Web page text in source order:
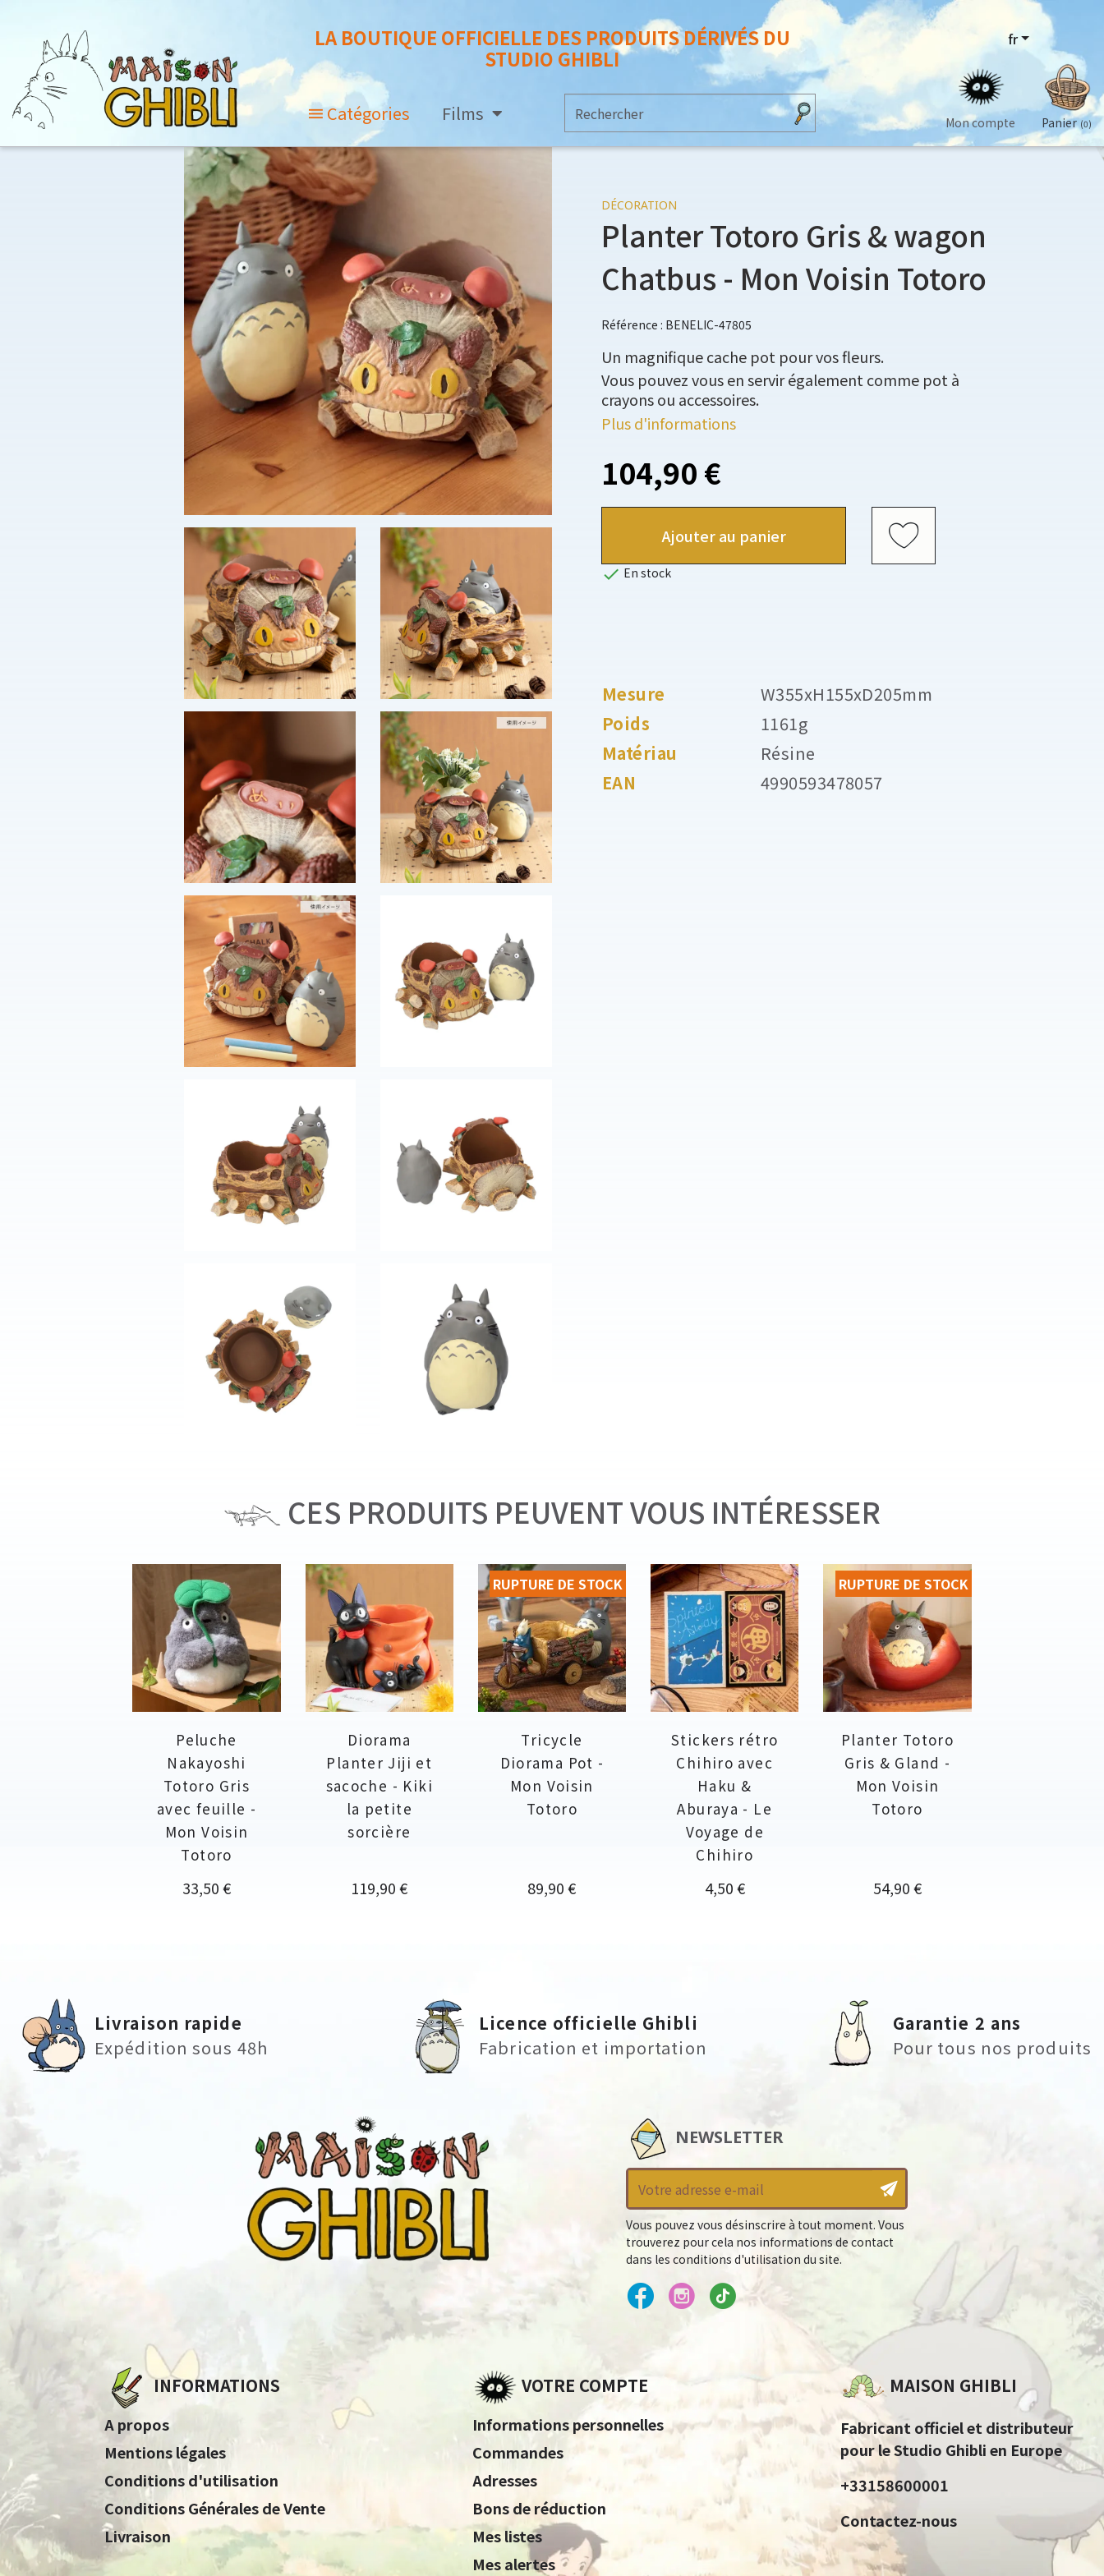
LA BOUTIQUE OFFICIELLE DES PRODUITS DÉRIVÉS DU
STUDIO GHIBLI
Catégories Films
fr
Mon compte Panier (0)
DÉCORATION
Planter Totoro Gris & wagon
Chatbus - Mon Voisin Totoro
Référence : BENELIC-47805
Un magnifique cache pot pour vos fleurs.
Vous pouvez vous en servir également comme pot à
crayons ou accessoires.
Plus d'informations
104,90 €
Ajouter au panier
 En stock
Mesure
W355xH155xD205mm
Poids
1161g
Matériau
Résine
EAN
4990593478057
CES PRODUITS PEUVENT VOUS INTÉRESSER
Peluche
Nakayoshi
Totoro Gris
avec feuille -
Mon Voisin
Totoro
Prix
33,50 €
Diorama
Planter Jiji et
sacoche - Kiki
la petite
sorcière
Prix
119,90 €
Tricycle
Diorama Pot -
Mon Voisin
Totoro
Prix
89,90 €
RUPTURE DE STOCK
Stickers rétro
Chihiro avec
Haku &
Aburaya - Le
Voyage de
Chihiro
Prix
4,50 €
Planter Totoro
Gris & Gland -
Mon Voisin
Totoro
Prix
54,90 €
RUPTURE DE STOCK
Livraison rapide
Expédition sous 48h
Licence officielle Ghibli
Fabrication et importation
Garantie 2 ans
Pour tous nos produits
NEWSLETTER
Vous pouvez vous désinscrire à tout moment. Vous
trouverez pour cela nos informations de contact
dans les conditions d'utilisation du site.
INFORMATIONS
A propos
Mentions légales
Conditions d'utilisation
Conditions Générales de Vente
Livraison
VOTRE COMPTE
Informations personnelles
Commandes
Adresses
Bons de réduction
Mes listes
Mes alertes
MAISON GHIBLI
Fabricant officiel et distributeur
pour le Studio Ghibli en Europe
+33158600001
Contactez-nous